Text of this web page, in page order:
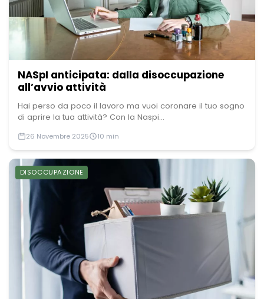
NASpI anticipata: dalla disoccupazione
all’avvio attività
Hai perso da poco il lavoro ma vuoi coronare il tuo sogno
di aprire la tua attività? Con la Naspi...
26 Novembre 2025 10 min
DISOCCUPAZIONE